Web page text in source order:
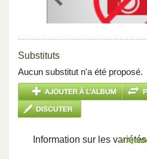
Previous
Substituts
Aucun substitut n'a été proposé.
Information sur les variétés